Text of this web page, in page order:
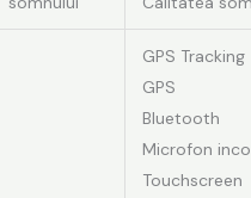
GPS Tracking
GPS
Bluetooth
Microfon
Touchscreen